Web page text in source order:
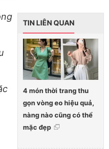
TIN LIÊN QUAN
4 món thời trang thu
gọn vòng eo hiệu quả,
nàng nào cũng có thể
mặc đẹp